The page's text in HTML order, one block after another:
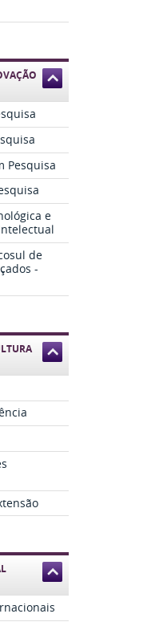
Pesquisa
e
de
-